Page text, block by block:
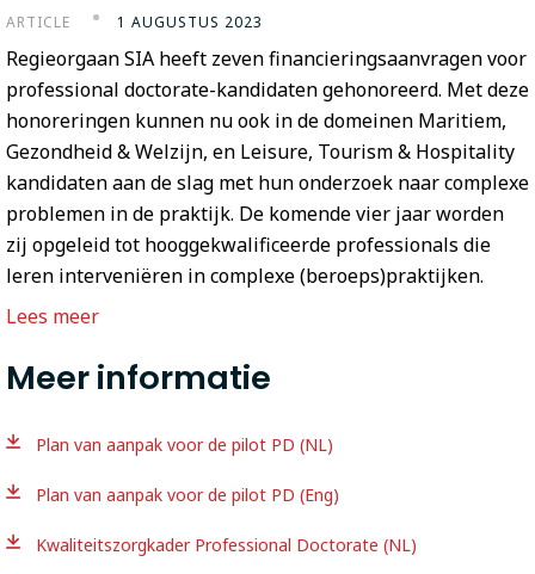
ARTICLE 1 AUGUSTUS 2023
Regieorgaan SIA heeft zeven financieringsaanvragen voor
professional doctorate-kandidaten gehonoreerd. Met deze
honoreringen kunnen nu ook in de domeinen Maritiem,
Gezondheid & Welzijn, en Leisure, Tourism & Hospitality
kandidaten aan de slag met hun onderzoek naar complexe
problemen in de praktijk. De komende vier jaar worden
zij opgeleid tot hooggekwalificeerde professionals die
leren interveniëren in complexe (beroeps)praktijken.
Lees meer
Meer informatie
Plan van aanpak voor de pilot PD (NL)
Plan van aanpak voor de pilot PD (Eng)
Kwaliteitszorgkader Professional Doctorate (NL)